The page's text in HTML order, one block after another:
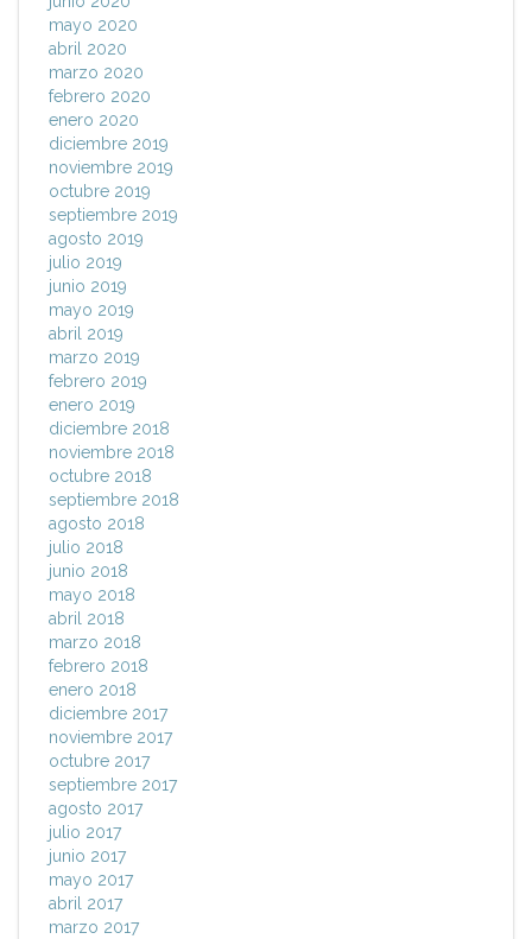
mayo 2020
abril 2020
marzo 2020
febrero 2020
enero 2020
diciembre 2019
noviembre 2019
octubre 2019
septiembre 2019
agosto 2019
julio 2019
junio 2019
mayo 2019
abril 2019
marzo 2019
febrero 2019
enero 2019
diciembre 2018
noviembre 2018
octubre 2018
septiembre 2018
agosto 2018
julio 2018
junio 2018
mayo 2018
abril 2018
marzo 2018
febrero 2018
enero 2018
diciembre 2017
noviembre 2017
octubre 2017
septiembre 2017
agosto 2017
julio 2017
junio 2017
mayo 2017
abril 2017
marzo 2017